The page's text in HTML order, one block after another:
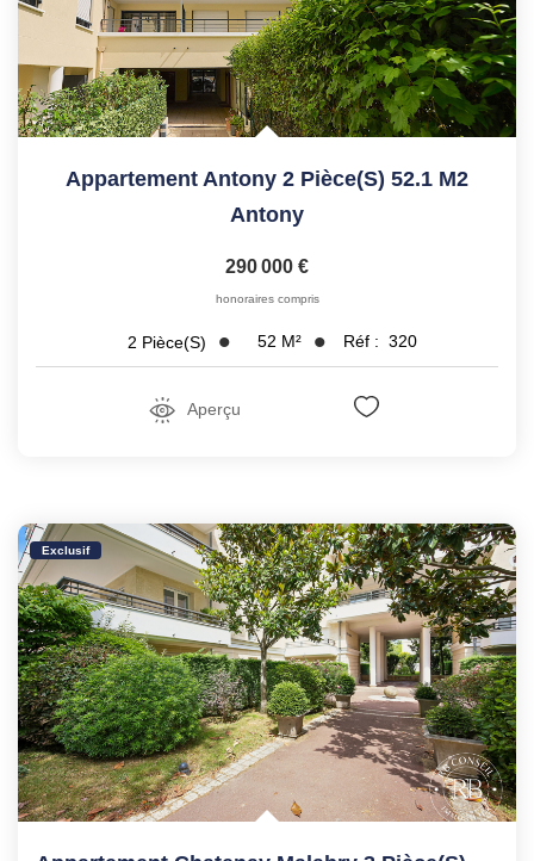
Appartement Antony 2 Pièce(s) 52.1 M2
Antony
290 000 €
honoraires compris
2 Pièce(s) 52 M² Réf : 320
Aperçu
Exclusif